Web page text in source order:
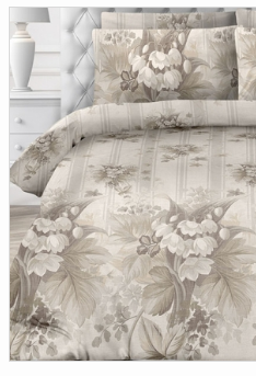
Текстиль для ресторанов и
гостиниц
Текстильная галантерея и
фурнитура
Условия работы
Оплата и доставка
Как оформить заказ
Вакансии
Как нас найти
Написать нам
Доверенность на
получение груза
Документы по работе с
персональными данными
Письмо руководителю